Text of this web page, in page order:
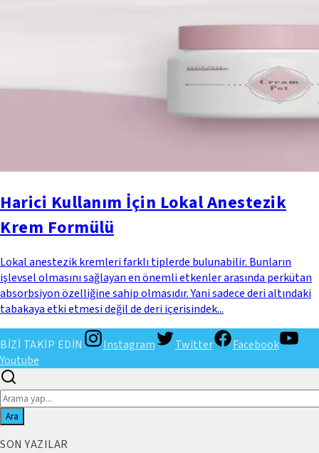
Harici Kullanım İçin Lokal Anestezik
Krem Formülü
Lokal anestezik kremleri farklı tiplerde bulunabilir. Bunların
işlevsel olmasını sağlayan en önemli etkenler arasında perkütan
absorbsiyon özelliğine sahip olmasıdır. Yani sadece deri altındaki
tabakaya etki etmesi değil de deri içerisindek...
BİZİ TAKİP EDİN Instagram Twitter
Facebook
Youtube
Ara
SON YAZILAR